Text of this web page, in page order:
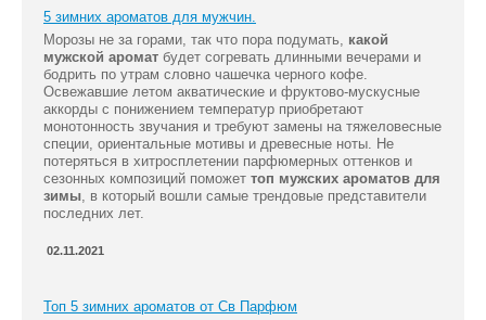
5 зимних ароматов для мужчин.
Морозы не за горами, так что пора подумать, какой
мужской аромат будет согревать длинными вечерами и
бодрить по утрам словно чашечка черного кофе.
Освежавшие летом акватические и фруктово-мускусные
аккорды с понижением температур приобретают
монотонность звучания и требуют замены на тяжеловесные
специи, ориентальные мотивы и древесные ноты. Не
потеряться в хитросплетении парфюмерных оттенков и
сезонных композиций поможет топ мужских ароматов для
зимы , в который вошли самые трендовые представители
последних лет.
02.11.2021
Топ 5 зимних ароматов от Св Парфюм